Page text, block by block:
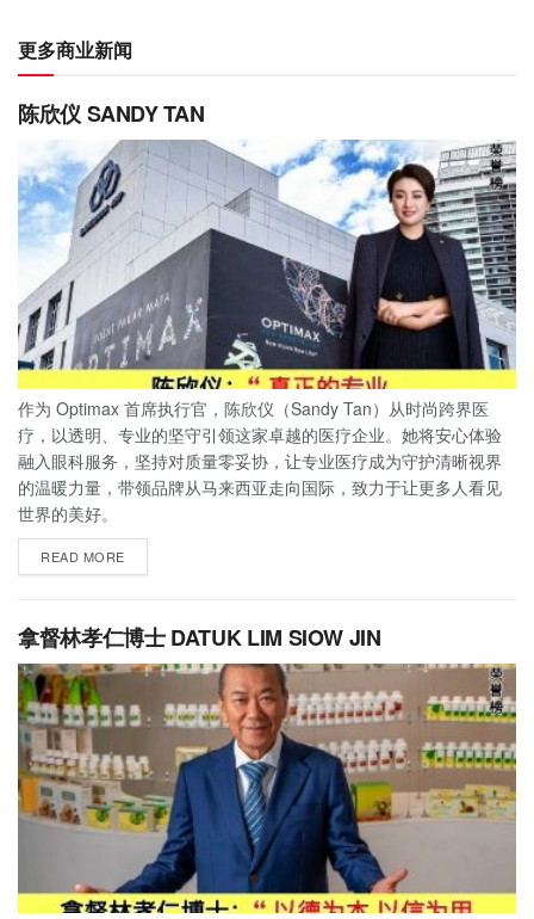
更多商业新闻
陈欣仪 SANDY TAN
作为 Optimax 首席执行官，陈欣仪（Sandy Tan）从时尚跨界医
疗，以透明、专业的坚守引领这家卓越的医疗企业。她将安心体验
融入眼科服务，坚持对质量零妥协，让专业医疗成为守护清晰视界
的温暖力量，带领品牌从马来西亚走向国际，致力于让更多人看见
世界的美好。
READ MORE
拿督林孝仁博士 DATUK LIM SIOW JIN